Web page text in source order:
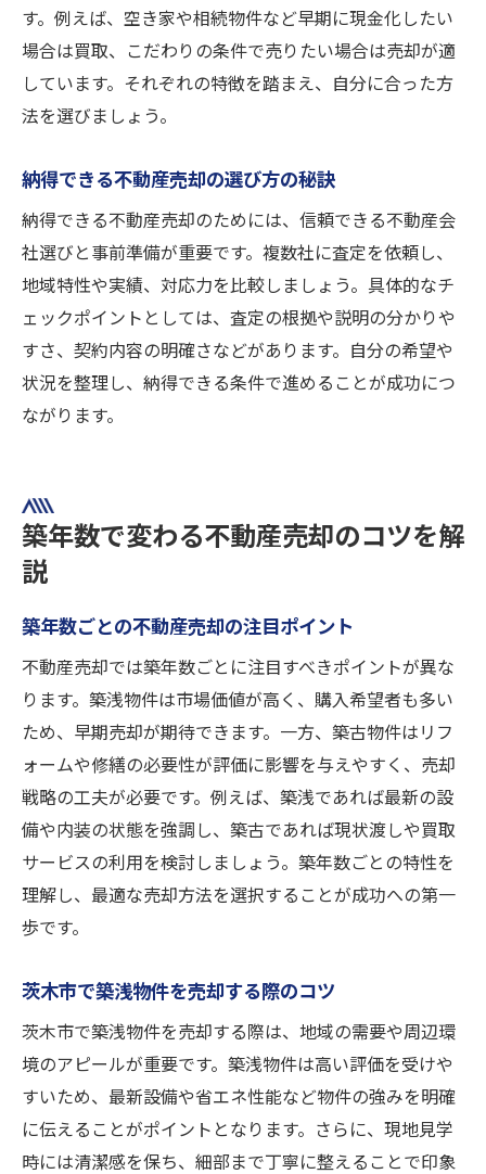
す。例えば、空き家や相続物件など早期に現金化したい
場合は買取、こだわりの条件で売りたい場合は売却が適
しています。それぞれの特徴を踏まえ、自分に合った方
法を選びましょう。
納得できる不動産売却の選び方の秘訣
納得できる不動産売却のためには、信頼できる不動産会
社選びと事前準備が重要です。複数社に査定を依頼し、
地域特性や実績、対応力を比較しましょう。具体的なチ
ェックポイントとしては、査定の根拠や説明の分かりや
すさ、契約内容の明確さなどがあります。自分の希望や
状況を整理し、納得できる条件で進めることが成功につ
ながります。
築年数で変わる不動産売却のコツを解
説
築年数ごとの不動産売却の注目ポイント
不動産売却では築年数ごとに注目すべきポイントが異な
ります。築浅物件は市場価値が高く、購入希望者も多い
ため、早期売却が期待できます。一方、築古物件はリフ
ォームや修繕の必要性が評価に影響を与えやすく、売却
戦略の工夫が必要です。例えば、築浅であれば最新の設
備や内装の状態を強調し、築古であれば現状渡しや買取
サービスの利用を検討しましょう。築年数ごとの特性を
理解し、最適な売却方法を選択することが成功への第一
歩です。
茨木市で築浅物件を売却する際のコツ
茨木市で築浅物件を売却する際は、地域の需要や周辺環
境のアピールが重要です。築浅物件は高い評価を受けや
すいため、最新設備や省エネ性能など物件の強みを明確
に伝えることがポイントとなります。さらに、現地見学
時には清潔感を保ち、細部まで丁寧に整えることで印象